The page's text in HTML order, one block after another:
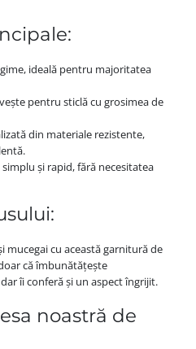
ideală pentru majoritatea
pentru sticlă cu grosimea de
din materiale rezistente,
și rapid, fără necesitatea
mucegai cu această garnitură de
că îmbunătățește
îi conferă și un aspect îngrijit.
noastră de